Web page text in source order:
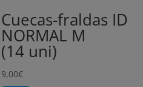
Cuecas-fraldas ID
NORMAL M
(14 uni)
9,00€